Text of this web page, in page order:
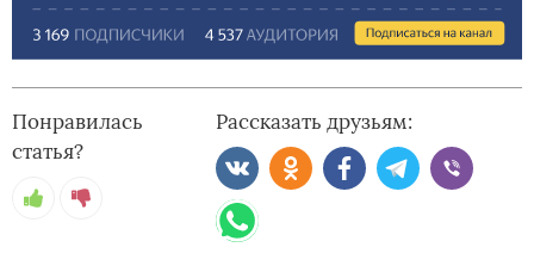
Понравилась
статья?
Рассказать друзьям: